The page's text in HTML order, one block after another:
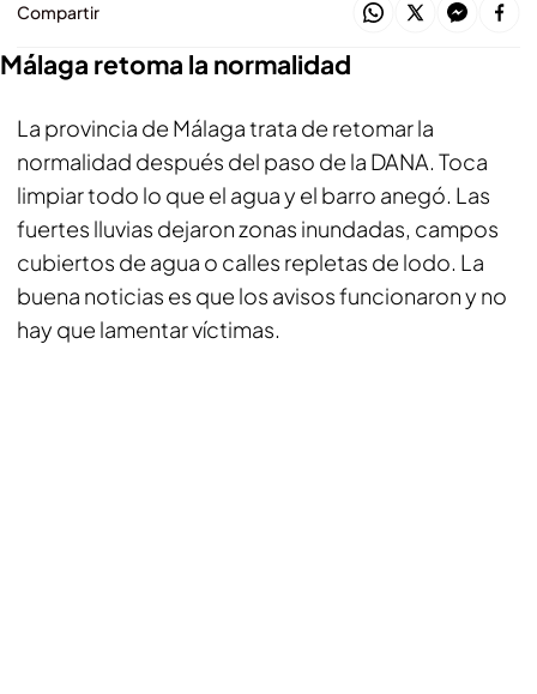
Compartir
Málaga retoma la normalidad
La provincia de Málaga trata de retomar la
normalidad después del paso de la DANA. Toca
limpiar todo lo que el agua y el barro anegó. Las
fuertes lluvias dejaron zonas inundadas, campos
cubiertos de agua o calles repletas de lodo. La
buena noticias es que los avisos funcionaron y no
hay que lamentar víctimas.